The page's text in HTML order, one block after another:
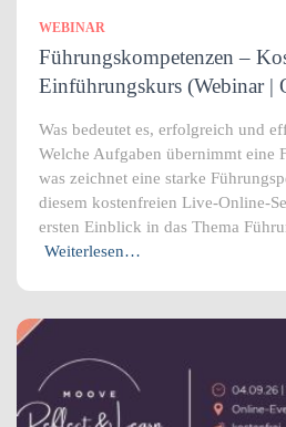
WEBINAR
Führungskompetenzen –
Einführungskurs (Webinar |
Was bedeutet es, erfolgreich und
Welche Aufgaben übernimmt eine
was zeichnet eine starke
diesem kostenfreien Live-Online-
ersten Einblick in das Thema
Weiterlesen…